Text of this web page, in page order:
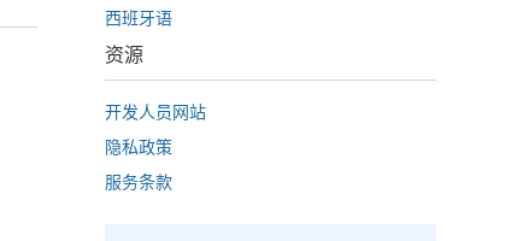
西班牙语
资源
开发人员网站
隐私政策
服务条款